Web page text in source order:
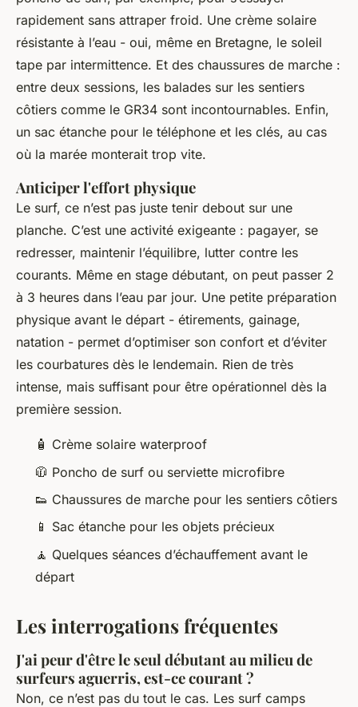
rapidement sans attraper froid. Une crème solaire
résistante à l’eau - oui, même en Bretagne, le soleil
tape par intermittence. Et des chaussures de marche :
entre deux sessions, les balades sur les sentiers
côtiers comme le GR34 sont incontournables. Enfin,
un sac étanche pour le téléphone et les clés, au cas
où la marée monterait trop vite.
Anticiper l'effort physique
Le surf, ce n’est pas juste tenir debout sur une
planche. C’est une activité exigeante : pagayer, se
redresser, maintenir l’équilibre, lutter contre les
courants. Même en stage débutant, on peut passer 2
à 3 heures dans l’eau par jour. Une petite préparation
physique avant le départ - étirements, gainage,
natation - permet d’optimiser son confort et d’éviter
les courbatures dès le lendemain. Rien de très
intense, mais suffisant pour être opérationnel dès la
première session.
🧴 Crème solaire waterproof
🧥 Poncho de surf ou serviette microfibre
👟 Chaussures de marche pour les sentiers côtiers
📱 Sac étanche pour les objets précieux
🧘 Quelques séances d’échauffement avant le
départ
Les interrogations fréquentes
J'ai peur d'être le seul débutant au milieu de
surfeurs aguerris, est-ce courant ?
Non, ce n’est pas du tout le cas. Les surf camps